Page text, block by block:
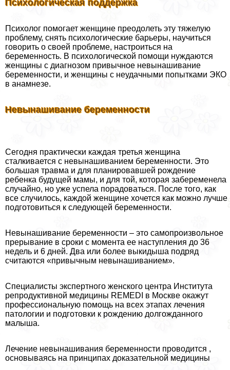
Психологическая поддержка
Психолог помогает женщине преодолеть эту тяжелую
проблему, снять психологические барьеры, научиться
говорить о своей проблеме, настроиться на
беременность. В психологической помощи нуждаются
женщины с диагнозом привычное невынашивание
беременности, и женщины с неудачными попытками ЭКО
в анамнезе.
Невынашивание беременности
Сегодня пpaктически каждая третья женщина
сталкивается с невынашиванием беременности. Это
большая травма и для планировавшей рождение
ребенка будущей мамы, и для той, которая забеременела
случайно, но уже успела порадоваться. После того, как
все случилось, каждой женщине хочется как можно лучше
подготовиться к следующей беременности.
Невынашивание беременности – это самопроизвольное
прерывание в сроки с момента ее наступления до 36
недель и 6 дней. Два или более выкидыша подряд
считаются «привычным невынашиванием».
Специалисты экспертного женского центра Института
репродуктивной медицины REMEDI в Москве окажут
профессиональную помощь на всех этапах лечения
патологии и подготовки к рождению долгожданного
малыша.
Лечение невынашивания беременности проводится ,
основываясь на принципах доказательной медицины